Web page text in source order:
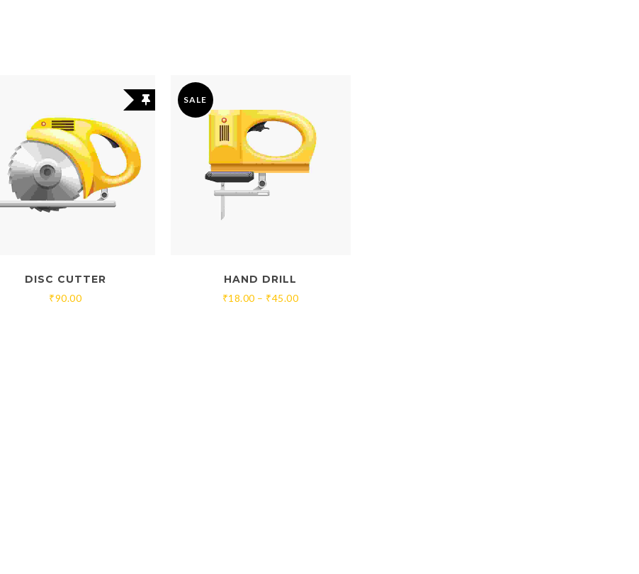
DISC CUTTER
₹90.00
SALE
HAND DRILL
₹18.00 – ₹45.00